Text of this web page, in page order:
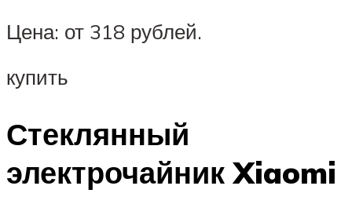
Цена: от 318 рублей.
купить
Стеклянный
электрочайник Xiaomi